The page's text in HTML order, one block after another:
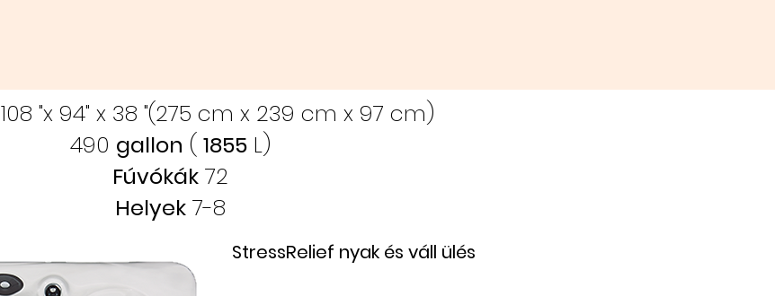
108 "x 94" x 38 "(275 cm x 239 cm x 97 cm)
490 gallon ( 1855 L)
Fúvókák 72
Helyek 7-8
StressRelief nyak és váll ülés